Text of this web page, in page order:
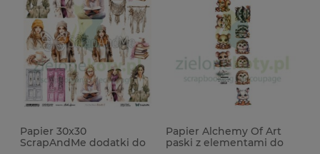
Papier 30x30
ScrapAndMe dodatki do
Papier Alchemy Of Art
paski z elementami do